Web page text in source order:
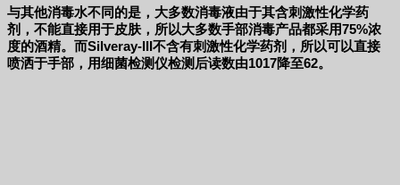
与其他消毒水不同的是，大多数消毒液由于其含刺激性化学药
剂，不能直接用于皮肤，所以大多数手部消毒产品都采用75%浓
度的酒精。而Silveray-III不含有刺激性化学药剂，所以可以直接
喷洒于手部，用细菌检测仪检测后读数由1017降至62。